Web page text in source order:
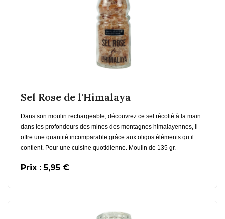
Sel Rose de l'Himalaya
Dans son moulin rechargeable, découvrez ce sel récolté à la main
dans les profondeurs des mines des montagnes himalayennes, il
offre une quantité incomparable grâce aux oligos éléments qu’il
contient. Pour une cuisine quotidienne. Moulin de 135 gr.
Prix : 5,95 €
En savoir plus